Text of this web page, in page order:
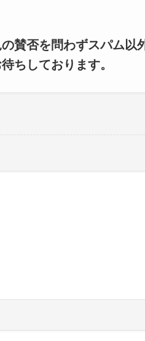
賛否を問わずスパム以
ちしております。